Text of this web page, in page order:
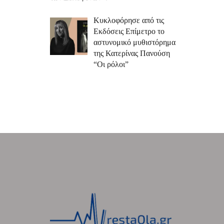
Κυκλοφόρησε από τις
Εκδόσεις Επίμετρο το
αστυνομικό μυθιστόρημα
της Κατερίνας Πανούση
“Οι ρόλοι”